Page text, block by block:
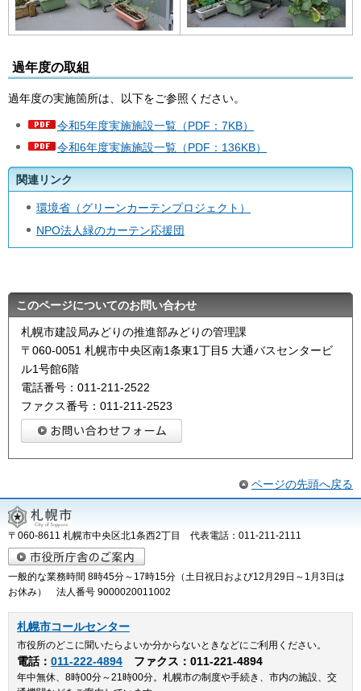
過年度の取組
過年度の実施箇所は、以下をご参照ください。
令和5年度実施施設一覧（PDF：7KB）
令和6年度実施施設一覧（PDF：136KB）
関連リンク
環境省（グリーンカーテンプロジェクト）
NPO法人緑のカーテン応援団
このページについてのお問い合わせ
札幌市建設局みどりの推進部みどりの管理課
〒060-0051 札幌市中央区南1条東1丁目5 大通バスセンタービ
ル1号館6階
電話番号：011-211-2522
ファクス番号：011-211-2523
ページの先頭へ戻る
〒060-8611 札幌市中央区北1条西2丁目 代表電話：011-211-2111
一般的な業務時間 8時45分～17時15分（土日祝日および12月29日～1月3日は
お休み） 法人番号 9000020011002
札幌市コールセンター
市役所のどこに聞いたらよいか分からないときなどにご利用ください。
電話： 011-222-4894 ファクス：011-221-4894
年中無休、8時00分～21時00分。札幌市の制度や手続き、市内の施設、交